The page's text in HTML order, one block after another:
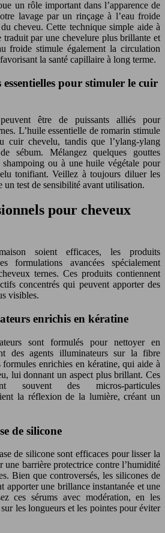
un rôle important dans l’apparence de
lavage par un rinçage à l’eau froide
cheveu. Cette technique simple aide à
par une chevelure plus brillante et
froide stimule également la circulation
la santé capillaire à long terme.
pour stimuler le cuir
être de puissants alliés pour
L’huile essentielle de romarin stimule
cuir chevelu, tandis que l’ylang-ylang
sébum. Mélangez quelques gouttes
shampoing ou à une huile végétale pour
tonifiant. Veillez à toujours diluer les
un test de sensibilité avant utilisation.
pour cheveux
soient efficaces, les produits
formulations avancées spécialement
ternes. Ces produits contiennent
concentrés qui peuvent apporter des
visibles.
enrichis en kératine
sont formulés pour nettoyer en
des agents illuminateurs sur la fibre
enrichies en kératine, qui aide à
lui donnant un aspect plus brillant. Ces
souvent des micros-particules
la réflexion de la lumière, créant un
de silicone
de silicone sont efficaces pour lisser la
une barrière protectrice contre l’humidité
Bien que controversés, les silicones de
apporter une brillance instantanée et une
ces sérums avec modération, en les
les longueurs et les pointes pour éviter